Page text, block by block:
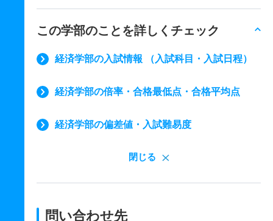
この学部のことを詳しくチェック
経済学部の入試情報 （入試科目・入試日程）
経済学部の倍率・合格最低点・合格平均点
経済学部の偏差値・入試難易度
閉じる
問い合わせ先